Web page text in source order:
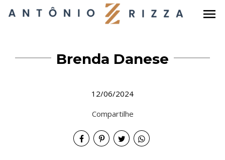
menu
Brenda Danese
12/06/2024
Compartilhe